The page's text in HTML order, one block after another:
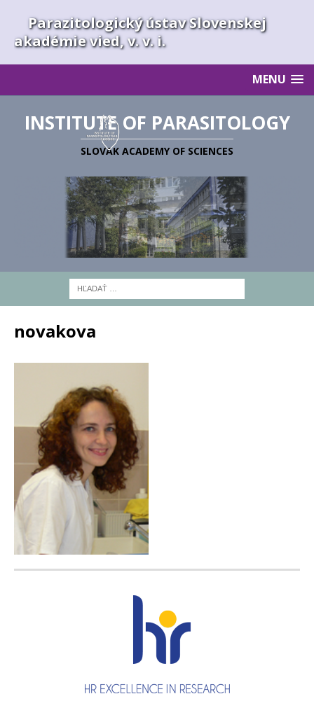
Parazitologický ústav Slovenskej
akadémie vied, v. v. i.
MENU
INSTITUTE OF PARASITOLOGY
SLOVAK ACADEMY OF SCIENCES
novakova